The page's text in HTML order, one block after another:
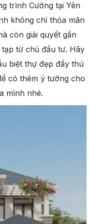
trình Cường tại Yên
không chỉ thỏa mãn
còn giải quyết gần
từ chủ đầu tư. Hãy
biệt thự đẹp đầy thú
có thêm ý tưởng cho
mình nhé.